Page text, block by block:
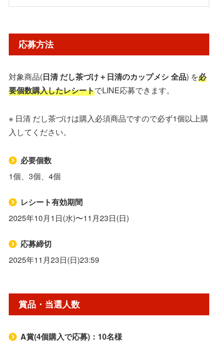
賞品・当選人数
対象商品
応募先・詳細
応募方法
対象商品(日清 だし茶づけ＋日清のカップメシ 全品) を必
要個数購入したレシートでLINE応募できます。
※ 日清 だし茶づけは購入必須商品ですので必ず1個以上購
入してください。
必要個数
1個、3個、4個
レシート有効期間
2025年10月1日(水)〜11月23日(日)
応募締切
2025年11月23日(日)23:59
賞品・当選人数
A賞(4個購入で応募)：10名様